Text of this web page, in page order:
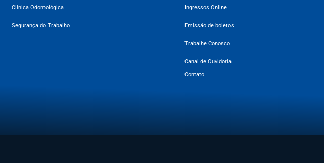
Clínica Odontológica
Segurança do Trabalho
Ingressos Online
Emissão de boletos
Trabalhe Conosco
Canal de Ouvidoria
Contato